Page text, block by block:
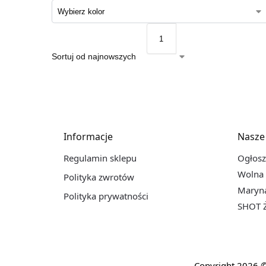
Informacje
Regulamin sklepu
Polityka zwrotów
Polityka prywatności
Wolna
SHOT